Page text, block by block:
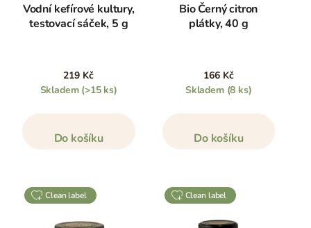
Vodní kefírové kultury,
testovací sáček, 5 g
219 Kč
Skladem (>15 ks)
Do košíku
Bio Černý citron
plátky, 40 g
166 Kč
Skladem (8 ks)
Do košíku
clean label clean label